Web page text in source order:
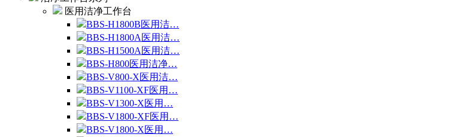
医用洁净工作台
BBS-H1800B医用洁…
BBS-H1800A医用洁…
BBS-H1500A医用洁…
BBS-H800医用洁净…
BBS-V800-X医用洁…
BBS-V1100-XF医用…
BBS-V1300-X医用…
BBS-V1800-XF医用…
BBS-V1800-X医用…